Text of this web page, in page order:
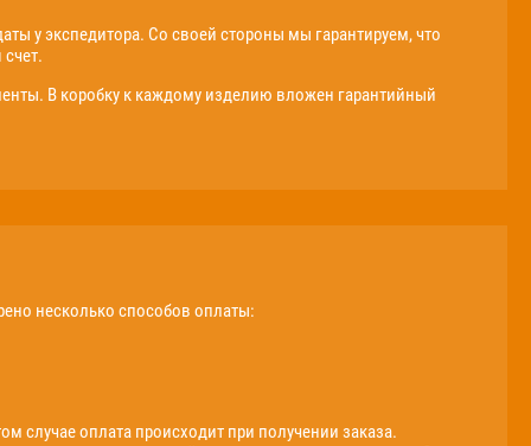
у экспедитора. Со своей стороны мы гарантируем, что
В коробку к каждому изделию вложен гарантийный
несколько способов оплаты:
случае оплата происходит при получении заказа.